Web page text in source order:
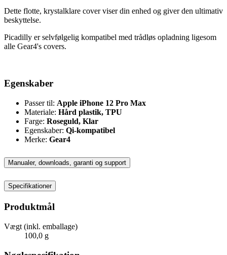
Dette flotte, krystalklare cover viser din enhed og giver den ultimativ
beskyttelse.
Picadilly er selvfølgelig kompatibel med trådløs opladning ligesom
alle Gear4's covers.
Egenskaber
Passer til: Apple iPhone 12 Pro Max
Materiale: Hård plastik, TPU
Farge: Roseguld, Klar
Egenskaber: Qi-kompatibel
Merke: Gear4
Manualer, downloads, garanti og support
Specifikationer
Produktmål
Vægt (inkl. emballage)
100,0 g